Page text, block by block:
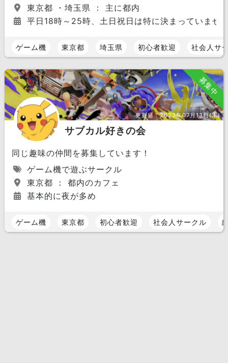
東京都 ・埼玉県 ： 主に都内
平日18時～25時、土日祝日は特に決まっていませ
ゲーム機 東京都 埼玉県 初心者歓迎 社会人サ
募集中
更新日：2023年07月13日(木)
サブカル好きの会
同じ趣味の仲間を募集しています！
ゲーム機で遊ぶサークル
東京都 ： 都内のカフェ
基本的に夜が多め
ゲーム機 東京都 初心者歓迎 社会人サークル